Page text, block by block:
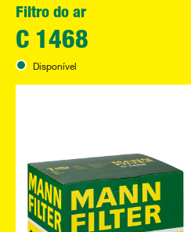
Filtro do ar
C 1468
Disponível